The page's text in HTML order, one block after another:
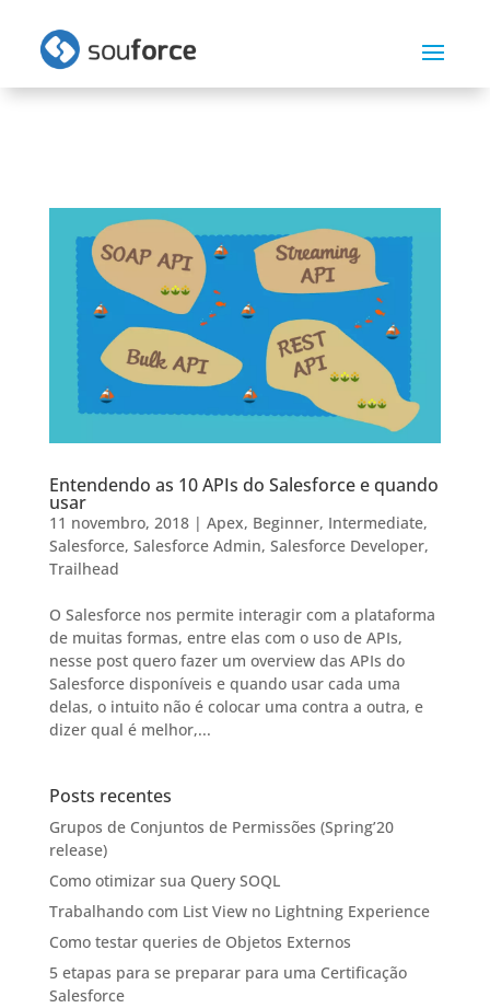
Entendendo as 10 APIs do Salesforce e quando
usar
11 novembro, 2018| Apex, Beginner, Intermediate,
Salesforce, Salesforce Admin, Salesforce Developer,
Trailhead
O Salesforce nos permite interagir com a plataforma
de muitas formas, entre elas com o uso de APIs,
nesse post quero fazer um overview das APIs do
Salesforce disponíveis e quando usar cada uma
delas, o intuito não é colocar uma contra a outra, e
dizer qual é melhor,...
Posts recentes
Grupos de Conjuntos de Permissões (Spring’20
release)
Como otimizar sua Query SOQL
Trabalhando com List View no Lightning Experience
Como testar queries de Objetos Externos
5 etapas para se preparar para uma Certificação
Salesforce